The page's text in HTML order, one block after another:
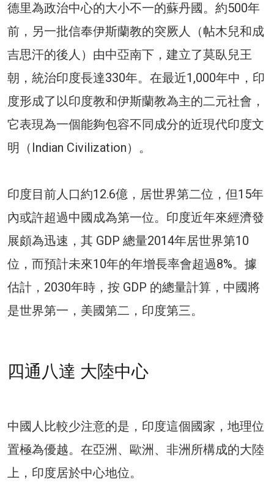
德里為政治中心的大小不一的蘇丹國。約500年
前，另一批信奉伊斯蘭教的突厥人（帖木兒和成
吉思汗的後人）由中亞南下，建立了莫臥兒王
朝，統治印度長達330年。在最近1,000年中，印
度形成了以印度教和伊斯蘭教為主的二元社會，
它表現為一個能夠包容不同成分的近現代印度文
明（Indian Civilization）。
印度目前人口約12.6億，居世界第二位，但15年
內或許超過中國成為第一位。印度近年來經濟發
展頗為迅速，其 GDP 總量2014年居世界第10
位，而預計未來10年的年增長率會超過8%。據
估計，2030年時，按 GDP 的總量計算，中國將
是世界第一，美國第二，印度第三。
四通八達 大陸中心
中國人比較少注意的是，印度這個國家，地理位
置極為優越。在亞洲、歐洲、非洲所構成的大陸
上，印度居於中心地位。